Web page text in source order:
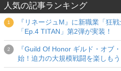
人気の記事ランキング
『リネージュM』に新職業「狂
「Ep.4 TITAN」第2弾が実装！
『Guild Of Honor ギルド・オブ
始！迫力の大規模戦闘を楽しもう